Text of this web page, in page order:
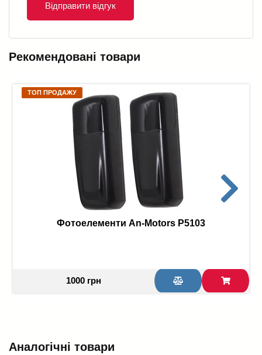
Відправити відгук
Рекомендовані товари
ТОП ПРОДАЖУ
Фотоелементи An-Motors P5103
1000 грн
Аналогічні товари